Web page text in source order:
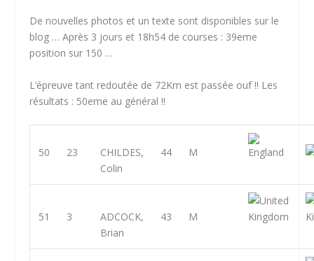
De nouvelles photos et un texte sont disponibles sur le
blog … Après 3 jours et 18h54 de courses : 39eme
position sur 150 …
L’épreuve tant redoutée de 72Km est passée ouf !! Les
résultats : 50eme au général !!
50 23
CHILDES,
Colin
44 M
51 3
ADCOCK,
Brian
43 M